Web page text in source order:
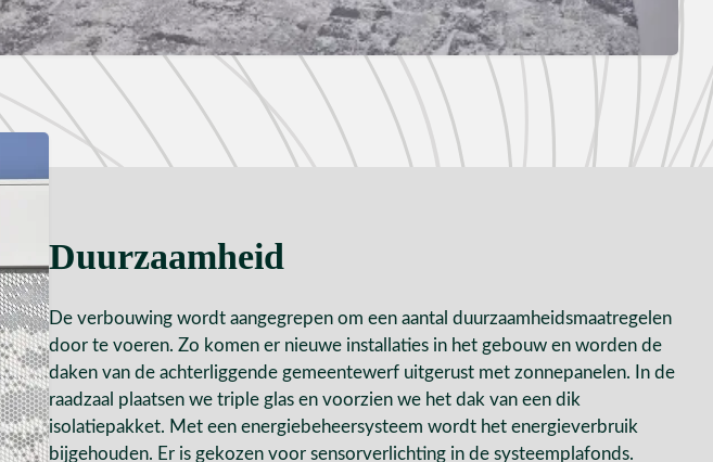
Duurzaamheid
De verbouwing wordt aangegrepen om een aantal duurzaamheidsmaatregelen
door te voeren. Zo komen er nieuwe installaties in het gebouw en worden de
daken van de achterliggende gemeentewerf uitgerust met zonnepanelen. In de
raadzaal plaatsen we triple glas en voorzien we het dak van een dik
isolatiepakket. Met een energiebeheersysteem wordt het energieverbruik
bijgehouden. Er is gekozen voor sensorverlichting in de systeemplafonds.